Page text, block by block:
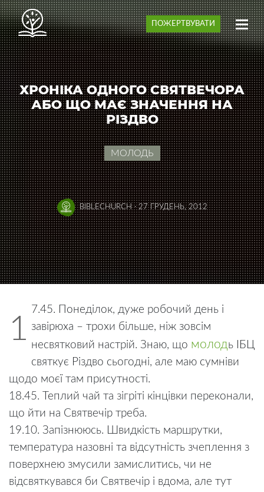
ПОЖЕРТВУВАТИ
ХРОНІКА ОДНОГО СВЯТВЕЧОРА
АБО ЩО МАЄ ЗНАЧЕННЯ НА
РІЗДВО
МОЛОДЬ
BIBLECHURCH·27 ГРУДЕНЬ, 2012
1
7.45. Понеділок, дуже робочий день і
завірюха – трохи більше, ніж зовсім
несвятковий настрій. Знаю, що молодь ІБЦ
святкує Різдво сьогодні, але маю сумніви
щодо моєї там присутності.
18.45. Теплий чай та зігріті кінцівки переконали,
що йти на Святвечір треба.
19.10. Запізнююсь. Швидкість маршрутки,
температура назовні та відсутність зчеплення з
поверхнею змусили замислитись, чи не
відсвяткувався би Святвечір і вдома, але тут